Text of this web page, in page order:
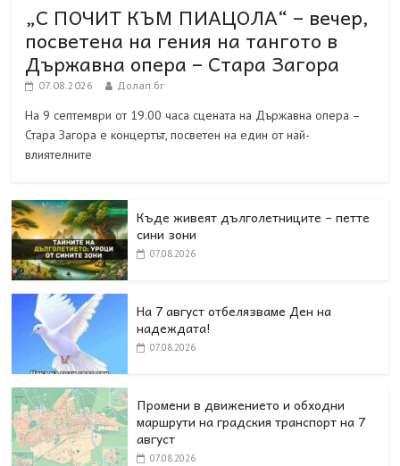
„С ПОЧИТ КЪМ ПИАЦОЛА“ – вечер,
посветена на гения на тангото в
Държавна опера – Стара Загора
07.08.2026 Долап.бг
На 9 септември от 19.00 часа сцената на Държавна опера –
Стара Загора е концертът, посветен на един от най-
влиятелните
Къде живеят дълголетниците – петте
сини зони
07.08.2026
На 7 август отбелязваме Ден на
надеждата!
07.08.2026
Промени в движението и обходни
маршрути на градския транспорт на 7
август
07.08.2026